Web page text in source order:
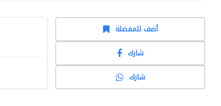
أضف للمفضلة
شارك
شارك